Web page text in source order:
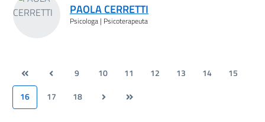
PAOLA CERRETTI
Psicologa | Psicoterapeuta
9 10 11 12 13 14
15
16
17 18